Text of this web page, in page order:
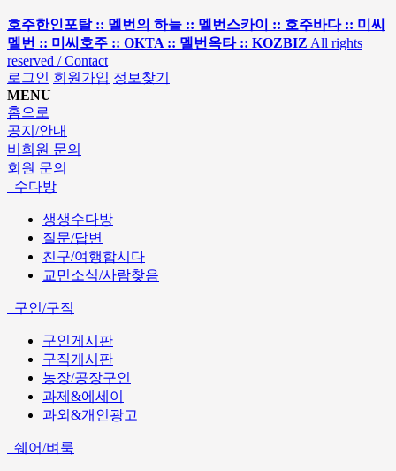
호주한인포탈 :: 멜번의 하늘 :: 멜번스카이 :: 호주바다 :: 미씨
멜번 :: 미씨호주 :: OKTA :: 멜번옥타 :: KOZBIZ All rights
reserved / Contact
로그인 회원가입 정보찾기
MENU
홈으로
공지/안내
비회원 문의
회원 문의
수다방
생생수다방
질문/답변
친구/여행합시다
교민소식/사람찾음
구인/구직
구인게시판
구직게시판
농장/공장구인
과제&에세이
과외&개인광고
쉐어/벼룩